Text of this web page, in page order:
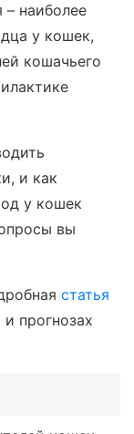
– наиболее
у кошек,
кошачьего
и как
у кошек
вы
статья
прогнозах